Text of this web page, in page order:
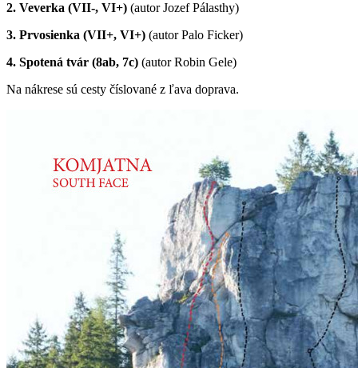
2. Veverka (VII-, VI+) (autor Jozef Pálasthy)
3. Prvosienka (VII+, VI+) (autor Palo Ficker)
4. Spotená tvár (8ab, 7c) (autor Robin Gele)
Na nákrese sú cesty číslované z ľava doprava.